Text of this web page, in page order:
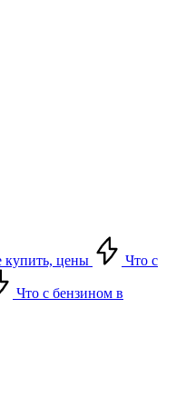
купить, цены Что с
Что с бензином в